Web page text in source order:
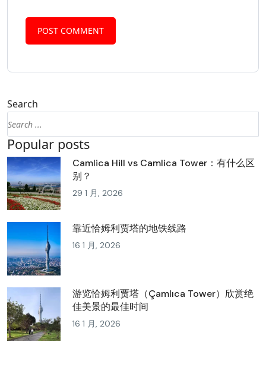
Search
Popular posts
Camlica Hill vs Camlica Tower：有什么区
别？
29 1 月, 2026
靠近恰姆利贾塔的地铁线路
16 1 月, 2026
游览恰姆利贾塔（Çamlıca Tower）欣赏绝
佳美景的最佳时间
16 1 月, 2026